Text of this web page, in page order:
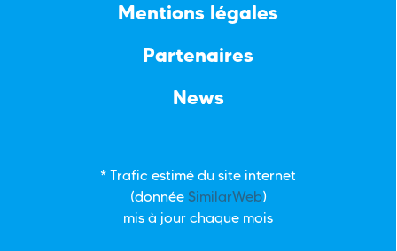
Mentions légales
Partenaires
News
* Trafic estimé du site internet
(donnée SimilarWeb)
mis à jour chaque mois